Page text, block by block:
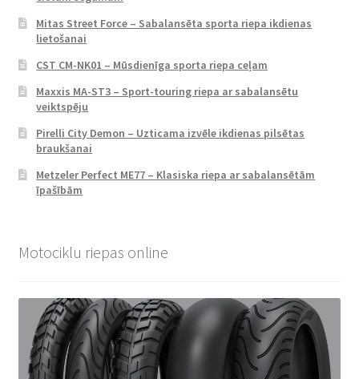
Mitas Street Force – Sabalansēta sporta riepa ikdienas
lietošanai
CST CM-NK01 – Mūsdienīga sporta riepa ceļam
Maxxis MA-ST3 – Sport-touring riepa ar sabalansētu
veiktspēju
Pirelli City Demon – Uzticama izvēle ikdienas pilsētas
braukšanai
Metzeler Perfect ME77 – Klasiska riepa ar sabalansētām
īpašībām
Motociklu riepas online